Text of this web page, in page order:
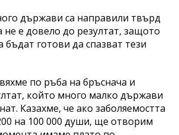
държави са направили твърд
не е довело до резултат, защото
бъдат готови да спазват тези
по ръба на бръснача и
който много малко държави
Казахме, че ако заболяемостта
на 100 000 души, ще отворим